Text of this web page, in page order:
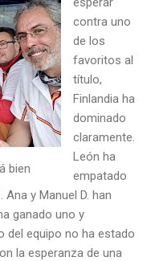
bien
contra uno
de los
favoritos al
título,
Finlandia ha
dominado
claramente.
León ha
empatado
y Manuel D. han
ganado uno y
del equipo no ha estado
la esperanza de una